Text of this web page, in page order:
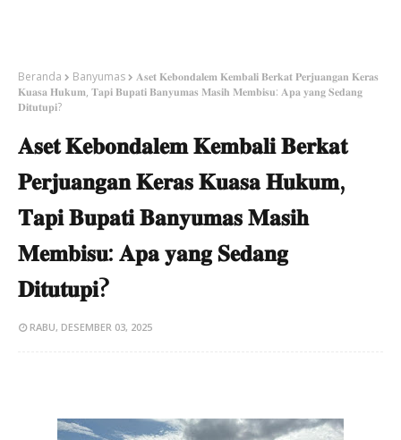
Beranda Banyumas
𝐀𝐬𝐞𝐭 𝐊𝐞𝐛𝐨𝐧𝐝𝐚𝐥𝐞𝐦 𝐊𝐞𝐦𝐛𝐚𝐥𝐢 𝐁𝐞𝐫𝐤𝐚𝐭 𝐏𝐞𝐫𝐣𝐮𝐚𝐧𝐠𝐚𝐧 𝐊𝐞𝐫𝐚𝐬
𝐊𝐮𝐚𝐬𝐚 𝐇𝐮𝐤𝐮𝐦, 𝐓𝐚𝐩𝐢 𝐁𝐮𝐩𝐚𝐭𝐢 𝐁𝐚𝐧𝐲𝐮𝐦𝐚𝐬 𝐌𝐚𝐬𝐢𝐡 𝐌𝐞𝐦𝐛𝐢𝐬𝐮: 𝐀𝐩𝐚 𝐲𝐚𝐧𝐠 𝐒𝐞𝐝𝐚𝐧𝐠
𝐃𝐢𝐭𝐮𝐭𝐮𝐩𝐢?
𝐀𝐬𝐞𝐭 𝐊𝐞𝐛𝐨𝐧𝐝𝐚𝐥𝐞𝐦 𝐊𝐞𝐦𝐛𝐚𝐥𝐢 𝐁𝐞𝐫𝐤𝐚𝐭
𝐏𝐞𝐫𝐣𝐮𝐚𝐧𝐠𝐚𝐧 𝐊𝐞𝐫𝐚𝐬 𝐊𝐮𝐚𝐬𝐚 𝐇𝐮𝐤𝐮𝐦,
𝐓𝐚𝐩𝐢 𝐁𝐮𝐩𝐚𝐭𝐢 𝐁𝐚𝐧𝐲𝐮𝐦𝐚𝐬 𝐌𝐚𝐬𝐢𝐡
𝐌𝐞𝐦𝐛𝐢𝐬𝐮: 𝐀𝐩𝐚 𝐲𝐚𝐧𝐠 𝐒𝐞𝐝𝐚𝐧𝐠
𝐃𝐢𝐭𝐮𝐭𝐮𝐩𝐢?
RABU, DESEMBER 03, 2025